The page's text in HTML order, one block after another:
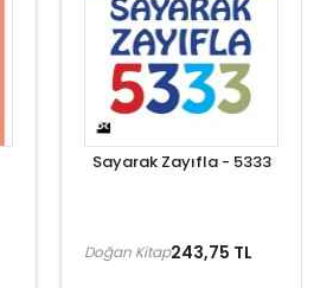
Sayarak Zayıfla - 5333
243,75 TL
Doğan Kitap